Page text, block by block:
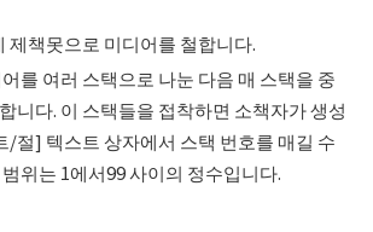
제책못으로 미디어를 철합니다.
를 여러 스택으로 나눈 다음 매 스택을 중
니다. 이 스택들을 접착하면 소책자가 생성
/절] 텍스트 상자에서 스택 번호를 매길 수
위는 1에서99 사이의 정수입니다.